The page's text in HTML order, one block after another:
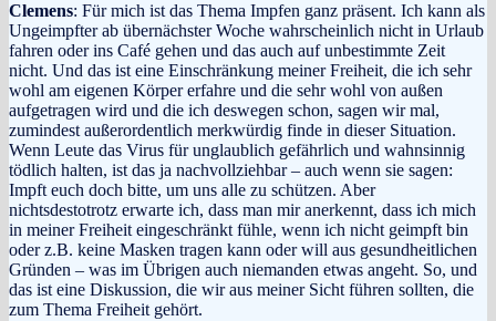
Clemens: Für mich ist das Thema Impfen ganz präsent. Ich kann als
Ungeimpfter ab übernächster Woche wahrscheinlich nicht in Urlaub
fahren oder ins Café gehen und das auch auf unbestimmte Zeit
nicht. Und das ist eine Einschränkung meiner Freiheit, die ich sehr
wohl am eigenen Körper erfahre und die sehr wohl von außen
aufgetragen wird und die ich deswegen schon, sagen wir mal,
zumindest außerordentlich merkwürdig finde in dieser Situation.
Wenn Leute das Virus für unglaublich gefährlich und wahnsinnig
tödlich halten, ist das ja nachvollziehbar – auch wenn sie sagen:
Impft euch doch bitte, um uns alle zu schützen. Aber
nichtsdestotrotz erwarte ich, dass man mir anerkennt, dass ich mich
in meiner Freiheit eingeschränkt fühle, wenn ich nicht geimpft bin
oder z.B. keine Masken tragen kann oder will aus gesundheitlichen
Gründen – was im Übrigen auch niemanden etwas angeht. So, und
das ist eine Diskussion, die wir aus meiner Sicht führen sollten, die
zum Thema Freiheit gehört.